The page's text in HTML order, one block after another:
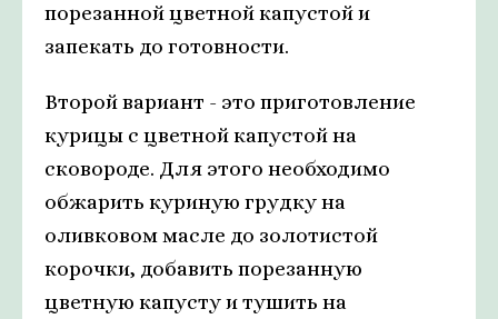
порезанной цветной капустой и
запекать до готовности.
Второй вариант - это приготовление
курицы с цветной капустой на
сковороде. Для этого необходимо
обжарить куриную грудку на
оливковом масле до золотистой
корочки, добавить порезанную
цветную капусту и тушить на